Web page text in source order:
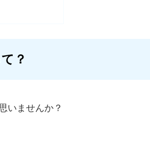
？
いませんか？